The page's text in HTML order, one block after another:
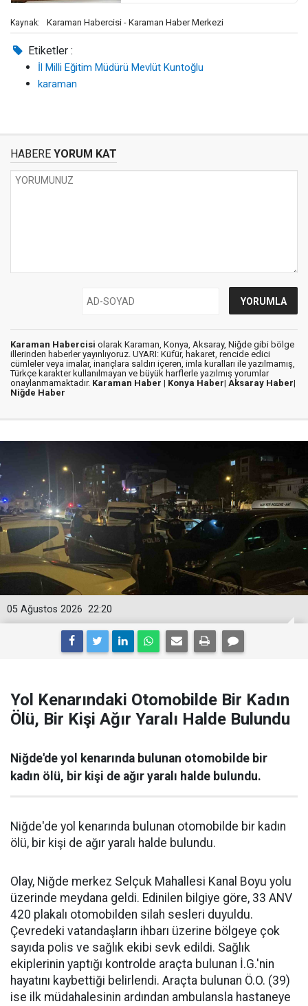
Kaynak: Karaman Habercisi - Karaman Haber Merkezi
Etiketler :
İl Milli Eğitim Müdürü Mevlüt Kuntoğlu
karaman
HABERE YORUM KAT
Karaman Habercisi olarak Karaman, Konya, Aksaray, Niğde gibi bölge
illerinden haberler yayınlıyoruz. UYARI: Küfür, hakaret, rencide edici
cümleler veya imalar, inançlara saldırı içeren, imla kuralları ile yazılmamış,
Türkçe karakter kullanılmayan ve büyük harflerle yazılmış yorumlar
onaylanmamaktadır. Karaman Haber | Konya Haber| Aksaray Haber|
Niğde Haber
22:20
05 Ağustos 2026
Yol Kenarındaki Otomobilde Bir Kadın
Ölü, Bir Kişi Ağır Yaralı Halde Bulundu
Niğde'de yol kenarında bulunan otomobilde bir
kadın ölü, bir kişi de ağır yaralı halde bulundu.
Niğde'de yol kenarında bulunan otomobilde bir kadın
ölü, bir kişi de ağır yaralı halde bulundu.
Olay, Niğde merkez Selçuk Mahallesi Kanal Boyu yolu
üzerinde meydana geldi. Edinilen bilgiye göre, 33 ANV
420 plakalı otomobilden silah sesleri duyuldu.
Çevredeki vatandaşların ihbarı üzerine bölgeye çok
sayıda polis ve sağlık ekibi sevk edildi. Sağlık
ekiplerinin yaptığı kontrolde araçta bulunan İ.G.'nin
hayatını kaybettiği belirlendi. Araçta bulunan Ö.O. (39)
ise ilk müdahalesinin ardından ambulansla hastaneye